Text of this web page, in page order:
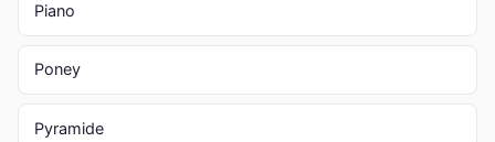
Piano
Poney
Pyramide